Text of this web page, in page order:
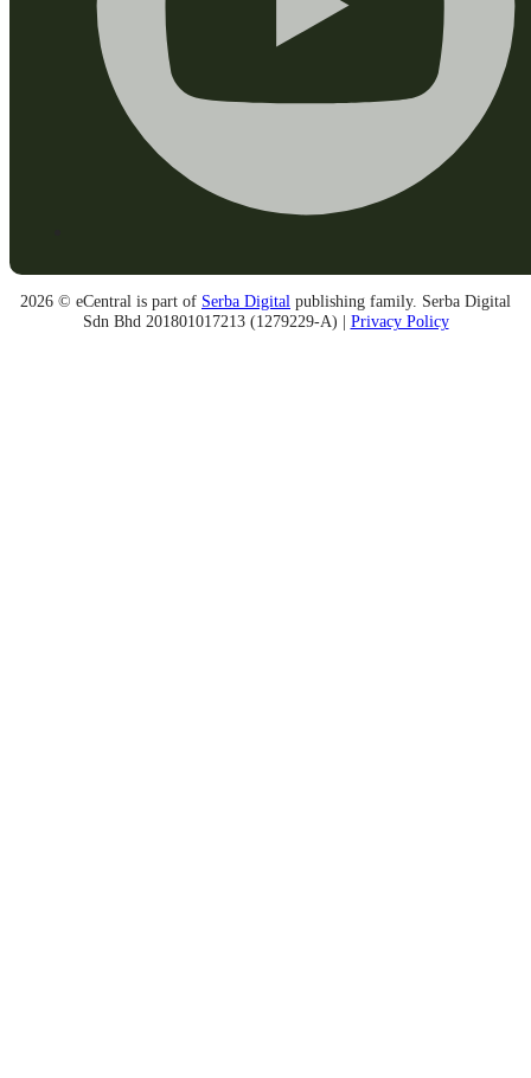
2026 © eCentral is part of Serba Digital publishing family. Serba Digital
Sdn Bhd 201801017213 (1279229-A) | Privacy Policy